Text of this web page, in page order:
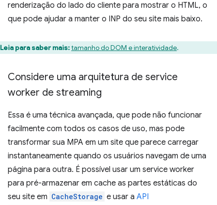
renderização do lado do cliente para mostrar o HTML, o
que pode ajudar a manter o INP do seu site mais baixo.
Leia para saber mais:tamanho do DOM e interatividade.
Considere uma arquitetura de service
worker de streaming
Essa é uma técnica avançada, que pode não funcionar
facilmente com todos os casos de uso, mas pode
transformar sua MPA em um site que parece carregar
instantaneamente quando os usuários navegam de uma
página para outra. É possível usar um service worker
para pré-armazenar em cache as partes estáticas do
seu site em CacheStorage e usar a API